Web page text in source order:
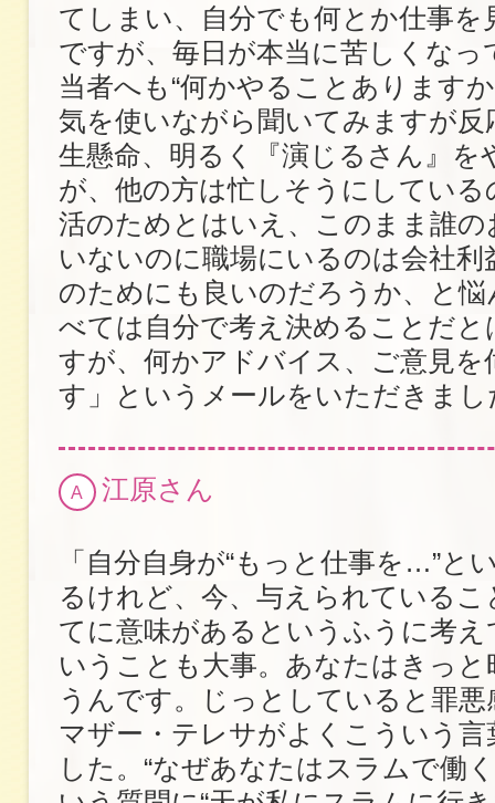
てしまい、自分でも何とか仕事を
ですが、毎日が本当に苦しくなっ
当者へも“何かやることあります
気を使いながら聞いてみますが反
生懸命、明るく『演じるさん』を
が、他の方は忙しそうにしている
活のためとはいえ、このまま誰
いないのに職場にいるのは会社利
のためにも良いのだろうか、と
べては自分で考え決めることだ
すが、何かアドバイス、ご意見を
す」というメールをいただきまし
A 江原さん
「自分自身が“もっと仕事を…”と
るけれど、今、与えられているこ
てに意味があるというふうに考え
いうことも大事。あなたはきっと
うんです。じっとしていると罪
マザー・テレサがよくこういう
した。“なぜあなたはスラムで働